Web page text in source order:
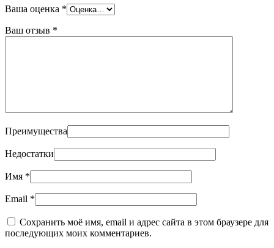
Ваша оценка *
Ваш отзыв *
Преимущества
Недостатки
Имя *
Email *
Сохранить моё имя, email и адрес сайта в этом браузере для
последующих моих комментариев.